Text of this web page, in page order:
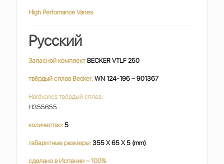
High Perfomance Vanes
Русский
Запасной комплектBECKER VTLF 250
твёрдый сплав Becker: WN 124-196 – 901367
Hardvanes твёрдый сплав:
H355655
количество: 5
габаритные размеры:355 X 65 X 5 (mm)
сделано в Испании – 100%